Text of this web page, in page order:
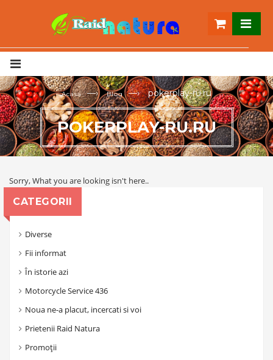
Acasa —› Blog —› pokerplay-ru.ru
POKERPLAY-RU.RU
Sorry, What you are looking isn't here..
CATEGORII
Diverse
Fii informat
În istorie azi
Motorcycle Service 436
Noua ne-a placut, incercati si voi
Prietenii Raid Natura
Promoții